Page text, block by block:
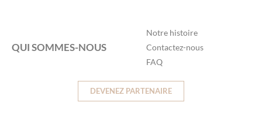
QUI SOMMES-NOUS
Notre histoire
Contactez-nous
FAQ
DEVENEZ PARTENAIRE